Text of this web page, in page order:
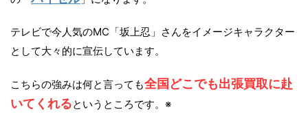
テレビで今人気のMC「坂上忍」さんをイメージキャラクター
として大々的に宣伝しています。
こちらの強みは何と言っても全国どこでも出張買取に赴
いてくれるというところです。※